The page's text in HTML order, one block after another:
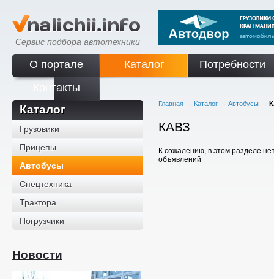
Сервис подбора автотехники
О портале Каталог
Потребности
Контакты
Каталог
Грузовики
Прицепы
Автобусы
Спецтехника
Трактора
Погрузчики
Новости
Главная → Каталог → Автобусы →
КАВЗ
К сожалению, в этом разделе
объявлений